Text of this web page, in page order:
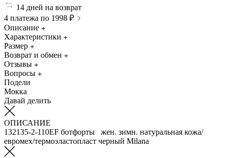
14 дней на возврат
4 платежа по 1998 ₽
Описание
Характеристики
Размер
Возврат и обмен
Отзывы
Вопросы
Подели
Мокка
Давай делить
ОПИСАНИЕ
132135-2-110EF ботфорты жен. зимн. натуральная кожа/
евромех/термоэластопласт черный Milana